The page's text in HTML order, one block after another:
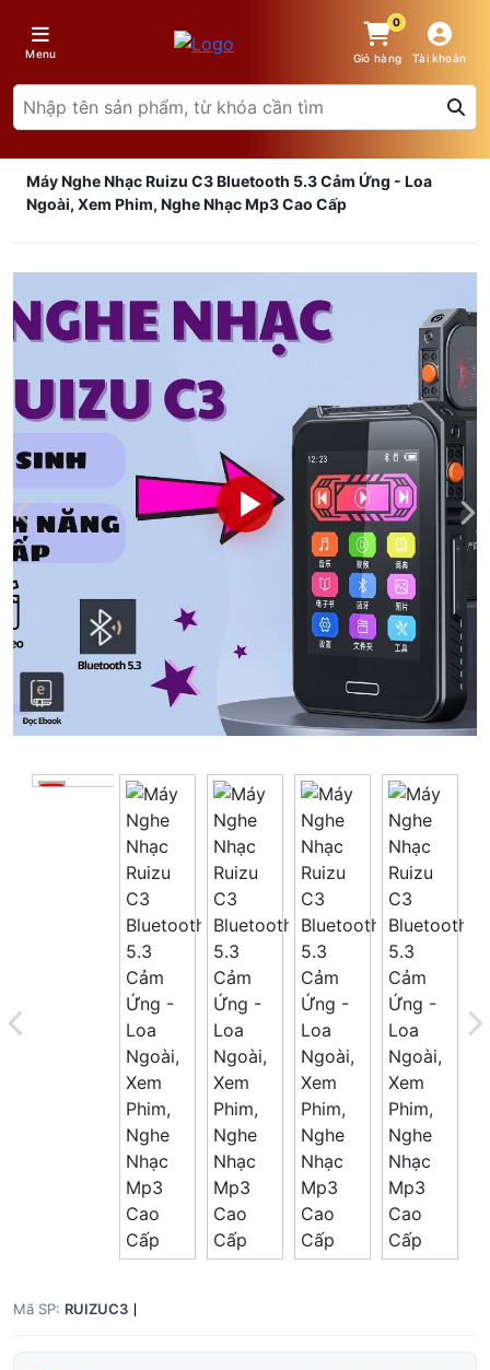
Menu
0
Giỏ hàng Tài khoản
Máy Nghe Nhạc Ruizu C3 Bluetooth 5.3 Cảm Ứng - Loa
Ngoài, Xem Phim, Nghe Nhạc Mp3 Cao Cấp
Mã SP: RUIZUC3
Giá trên 1SP 5x0 đ
Tổng giá
0 đ